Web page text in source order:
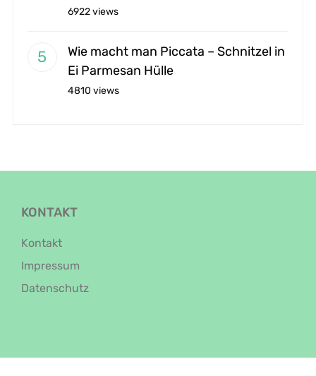
6922 views
Wie macht man Piccata – Schnitzel in
Ei Parmesan Hülle
4810 views
KONTAKT
Kontakt
Impressum
Datenschutz